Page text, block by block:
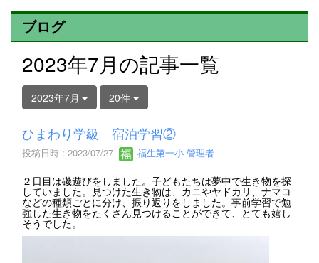
ブログ
2023年7月の記事一覧
2023年7月 20件
ひまわり学級 宿泊学習②
投稿日時 : 2023/07/27 福生第一小 管理者
２日目は磯遊びをしました。子どもたちは夢中で生き物を探
していました。見つけた生き物は、カニやヤドカリ、ナマコ
などの種類ごとに分け、振り返りをしました。事前学習で勉
強した生き物をたくさん見つけることができて、とても嬉し
そうでした。